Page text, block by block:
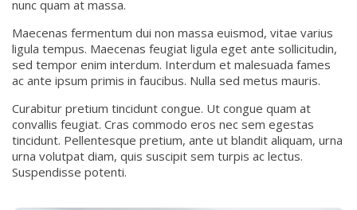
nunc quam at massa.
Maecenas fermentum dui non massa euismod, vitae varius
ligula tempus. Maecenas feugiat ligula eget ante sollicitudin,
sed tempor enim interdum. Interdum et malesuada fames
ac ante ipsum primis in faucibus. Nulla sed metus mauris.
Curabitur pretium tincidunt congue. Ut congue quam at
convallis feugiat. Cras commodo eros nec sem egestas
tincidunt. Pellentesque pretium, ante ut blandit aliquam, urna
urna volutpat diam, quis suscipit sem turpis ac lectus.
Suspendisse potenti.